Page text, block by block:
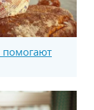
помогают